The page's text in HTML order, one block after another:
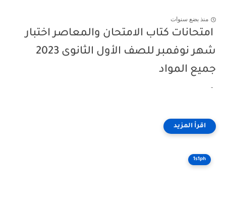
منذ بضع سنوات
امتحانات كتاب الامتحان والمعاصر اختبار
شهر نوفمبر للصف الأول الثانوى 2023
جميع المواد
-
1s1ph